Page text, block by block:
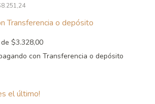
Transferencia o depósito
$3.328,00
con Transferencia o depósito
el último!